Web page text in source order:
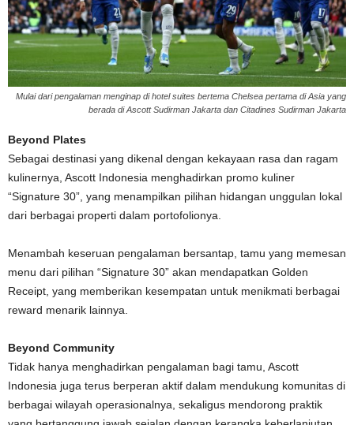
Mulai dari pengalaman menginap di hotel suites bertema Chelsea pertama di Asia yang
berada di Ascott Sudirman Jakarta dan Citadines Sudirman Jakarta
Beyond Plates
Sebagai destinasi yang dikenal dengan kekayaan rasa dan ragam
kulinernya, Ascott Indonesia menghadirkan promo kuliner
“Signature 30”, yang menampilkan pilihan hidangan unggulan lokal
dari berbagai properti dalam portofolionya.
Menambah keseruan pengalaman bersantap, tamu yang memesan
menu dari pilihan “Signature 30” akan mendapatkan Golden
Receipt, yang memberikan kesempatan untuk menikmati berbagai
reward menarik lainnya.
Beyond Community
Tidak hanya menghadirkan pengalaman bagi tamu, Ascott
Indonesia juga terus berperan aktif dalam mendukung komunitas di
berbagai wilayah operasionalnya, sekaligus mendorong praktik